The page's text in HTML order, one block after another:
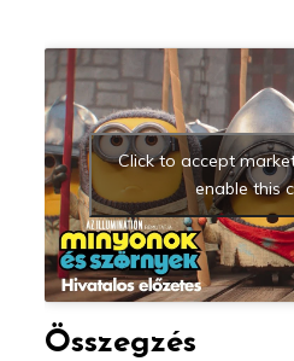
Click to accept
enable this
Összegzés